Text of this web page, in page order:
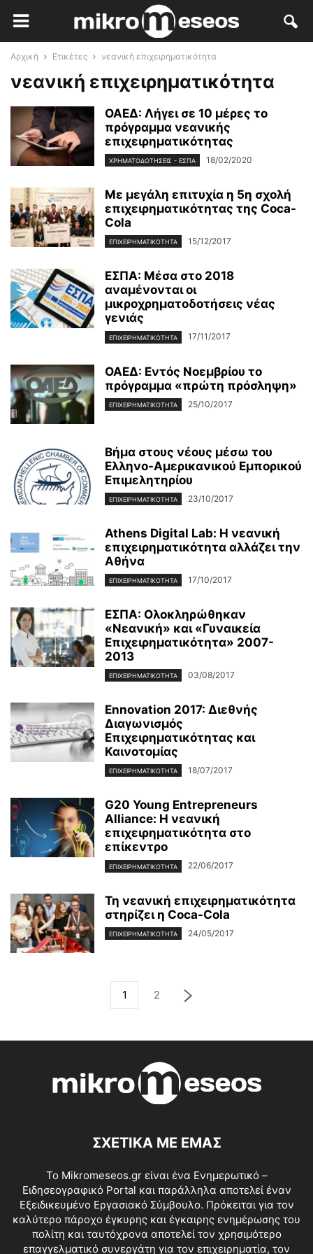
Αρχική Ετικέτες νεανική επιχειρηματικότητα
νεανική επιχειρηματικότητα
ΟΑΕΔ: Λήγει σε 10 μέρες το
πρόγραμμα νεανικής
επιχειρηματικότητας
ΧΡΗΜΑΤΟΔΟΤΉΣΕΙΣ - ΕΣΠΑ 18/02/2020
Με μεγάλη επιτυχία η 5η σχολή
επιχειρηματικότητας της Coca-
Cola
ΕΠΙΧΕΙΡΗΜΑΤΙΚΌΤΗΤΑ 15/12/2017
ΕΣΠΑ: Μέσα στο 2018
αναμένονται οι
μικροχρηματοδοτήσεις νέας
γενιάς
ΕΠΙΧΕΙΡΗΜΑΤΙΚΌΤΗΤΑ 17/11/2017
ΟΑΕΔ: Εντός Νοεμβρίου το
πρόγραμμα «πρώτη πρόσληψη»
ΕΠΙΧΕΙΡΗΜΑΤΙΚΌΤΗΤΑ 25/10/2017
Βήμα στους νέους μέσω του
Ελληνο-Αμερικανικού Εμπορικού
Επιμελητηρίου
ΕΠΙΧΕΙΡΗΜΑΤΙΚΌΤΗΤΑ 23/10/2017
Athens Digital Lab: H νεανική
επιχειρηματικότητα αλλάζει την
Αθήνα
ΕΠΙΧΕΙΡΗΜΑΤΙΚΌΤΗΤΑ 17/10/2017
ΕΣΠΑ: Ολοκληρώθηκαν
«Νεανική» και «Γυναικεία
Επιχειρηματικότητα» 2007-
2013
ΕΠΙΧΕΙΡΗΜΑΤΙΚΌΤΗΤΑ 03/08/2017
Ennovation 2017: Διεθνής
Διαγωνισμός
Επιχειρηματικότητας και
Καινοτομίας
ΕΠΙΧΕΙΡΗΜΑΤΙΚΌΤΗΤΑ 18/07/2017
G20 Young Entrepreneurs
Alliance: Η νεανική
επιχειρηματικότητα στο
επίκεντρο
ΕΠΙΧΕΙΡΗΜΑΤΙΚΌΤΗΤΑ 22/06/2017
Τη νεανική επιχειρηματικότητα
στηρίζει η Coca-Cola
ΕΠΙΧΕΙΡΗΜΑΤΙΚΌΤΗΤΑ 24/05/2017
1 2
ΣΧΕΤΙΚΑ ΜΕ ΕΜΑΣ
Το Mikromeseos.gr είναι ένα Ενημερωτικό –
Ειδησεογραφικό Portal και παράλληλα αποτελεί έναν
Εξειδικευμένο Εργασιακό Σύμβουλο. Πρόκειται για τον
καλύτερο πάροχο έγκυρης και έγκαιρης ενημέρωσης του
πολίτη και ταυτόχρονα αποτελεί τον χρησιμότερο
επαγγελματικό συνεργάτη για τον επιχειρηματία, τον